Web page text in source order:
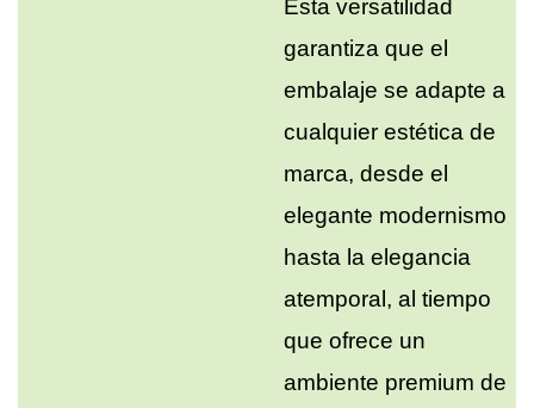
Esta versatilidad
garantiza que el
embalaje se adapte a
cualquier estética de
marca, desde el
elegante modernismo
hasta la elegancia
atemporal, al tiempo
que ofrece un
ambiente premium de